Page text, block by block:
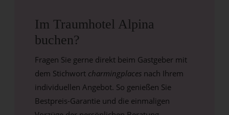
Im Traumhotel Alpina
buchen?
Fragen Sie gerne direkt beim Gastgeber mit
dem Stichwort charmingplaces nach Ihrem
individuellen Angebot. So genießen Sie
Bestpreis-Garantie und die einmaligen